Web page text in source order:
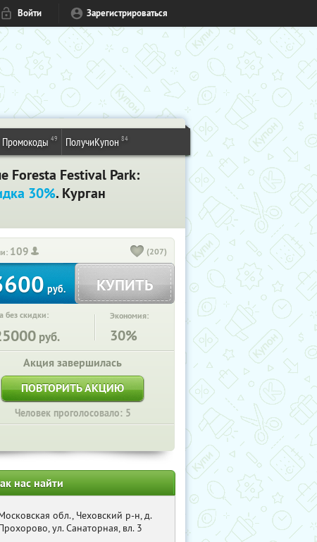
Войти Зарегистрироваться
Промокоды 49 ПолучиКупон 84
Foresta Festival Park:
30%. Курган
109 (207)
руб. КУПИТЬ
без скидки:
руб.
Экономия:
30%
Акция завершилась
ПОВТОРИТЬ АКЦИЮ
Человек проголосовало: 5
нас найти
обл., Чеховский р-н, д.
ул. Санаторная, вл. 3